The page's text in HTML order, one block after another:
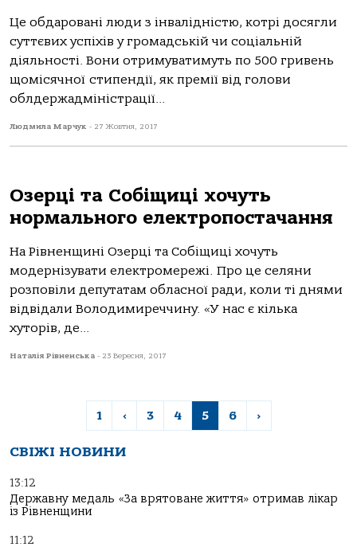
Це обдаровані люди з інвалідністю, котрі досягли
суттєвих успіхів у громадській чи соціальній
діяльності. Вони отримуватимуть по 500 гривень
щомісячної стипендії, як премії від голови
облдержадміністрації...
Людмила Марчук - 27 Жовтня, 2017
Озерці та Собіщиці хочуть
нормального електропостачання
На Рівненщині Озерці та Собіщиці хочуть
модернізувати електромережі. Про це селяни
розповіли депутатам обласної ради, коли ті днями
відвідали Володимиреччину. «У нас є кілька
хуторів, де...
Наталія Рівненська - 23 Вересня, 2017
1 ‹ 3 4 5 6 ›
СВІЖІ НОВИНИ
13:12
Державну медаль «За врятоване життя» отримав лікар
із Рівненщини
11:12